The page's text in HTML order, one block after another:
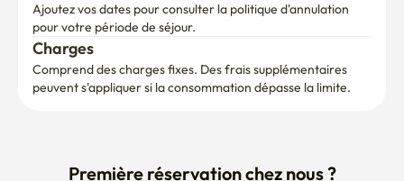
Ajoutez vos dates pour consulter la politique d'annulation
pour votre période de séjour.
Charges
Comprend des charges fixes. Des frais supplémentaires
peuvent s'appliquer si la consommation dépasse la limite.
Première réservation chez nous ?